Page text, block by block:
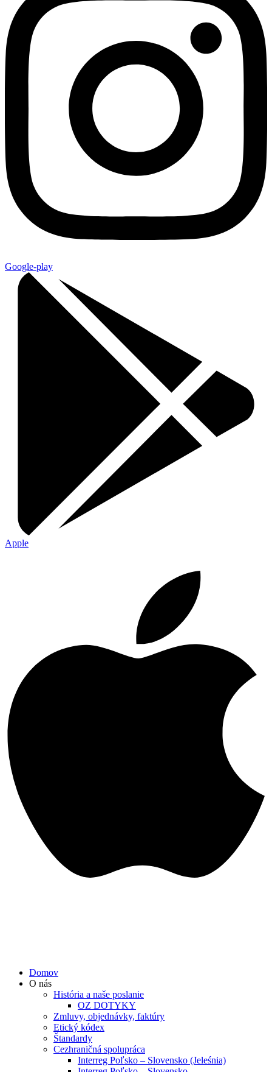
Google-play
Apple
Domov
O nás
História a naše poslanie
OZ DOTYKY
Zmluvy, objednávky, faktúry
Etický kódex
Štandardy
Cezhraničná spolupráca
Interreg Poľsko – Slovensko (Jeleśnia)